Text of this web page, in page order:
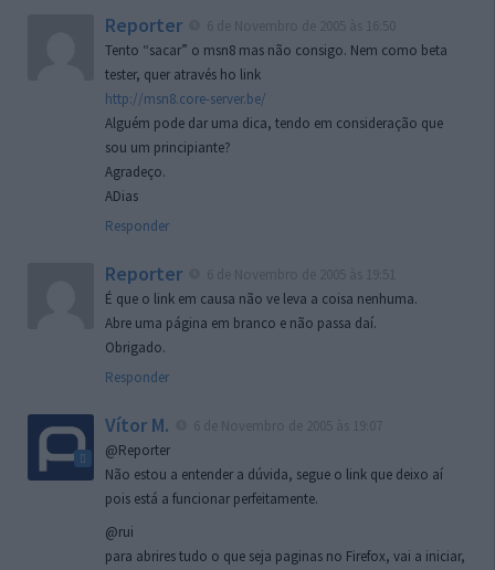
Reporter
Tento “sacar” o msn8 mas não consigo. Nem como beta
tester, quer através ho link
http://msn8.core-server.be/
Alguém pode dar uma dica, tendo em consideração que
sou um principiante?
Agradeço.
ADias
Responder
Reporter
É que o link em causa não ve leva a coisa nenhuma.
Abre uma página em branco e não passa daí.
Obrigado.
Responder
Vítor M.
@Reporter
Não estou a entender a dúvida, segue o link que deixo aí
pois está a funcionar perfeitamente.
@rui
para abrires tudo o que seja paginas no Firefox, vai a iniciar,